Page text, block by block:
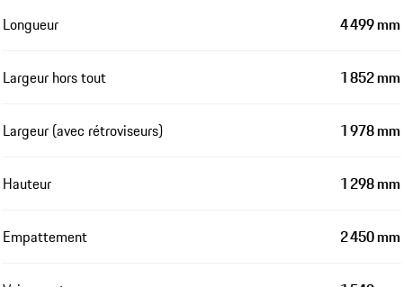
Longueur 4 499 mm
Largeur hors tout 1 852 mm
Largeur (avec rétroviseurs) 1 978 mm
Hauteur 1 298 mm
Empattement 2 450 mm